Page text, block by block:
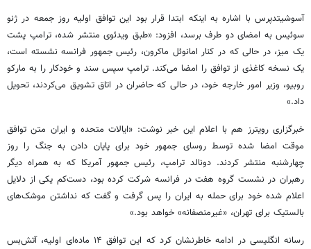
آسوشیتدپرس با اشاره به اینکه ابتدا قرار بود این توافق اولیه روز جمعه در ژنو
سوئیس به امضای دو طرف برسد، افزود: «طبق ویدئوی منتشر شده، ترامپ پشت
یک میز، در حالی که در کنار امانوئل ماکرون، رئیس جمهور فرانسه نشسته است،
یک نسخه کاغذی از توافق را امضا می‌کند. ترامپ سپس سند و خودکار را به مارکو
روبیو، وزیر امور خارجه خود، در حالی که حاضران در اتاق تشویق می‌کردند، تحویل
داد.»
خبرگزاری رویترز هم با اعلام این خبر نوشت: «ایالات متحده و ایران متن توافق
موقت امضا شده توسط روسای جمهور خود برای پایان دادن به جنگ را روز
چهارشنبه منتشر کردند. دونالد ترامپ، رئیس جمهور آمریکا که به همراه دیگر
رهبران در نشست گروه هفت در فرانسه شرکت کرده بود، دست‌کم یکی از دلایل
اعلام شده خود برای حمله به ایران را پس گرفت و گفت که نداشتن موشک‌های
بالستیک برای تهران، «غیرمنصفانه» خواهد بود.»
رسانه انگلیسی در ادامه خاطرنشان کرد که این توافق ۱۴ ماده‌ای اولیه، آتش‌بس